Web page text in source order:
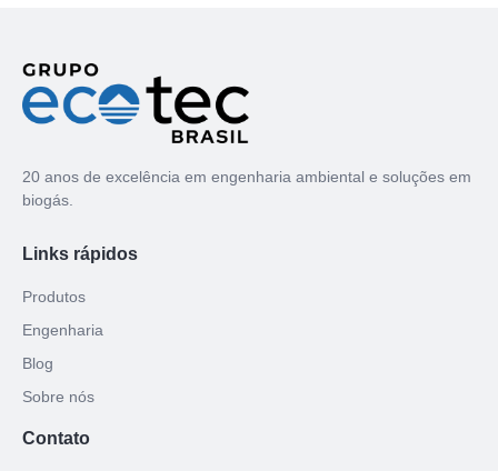
20 anos de excelência em engenharia ambiental e soluções em
biogás.
Links rápidos
Produtos
Engenharia
Blog
Sobre nós
Contato